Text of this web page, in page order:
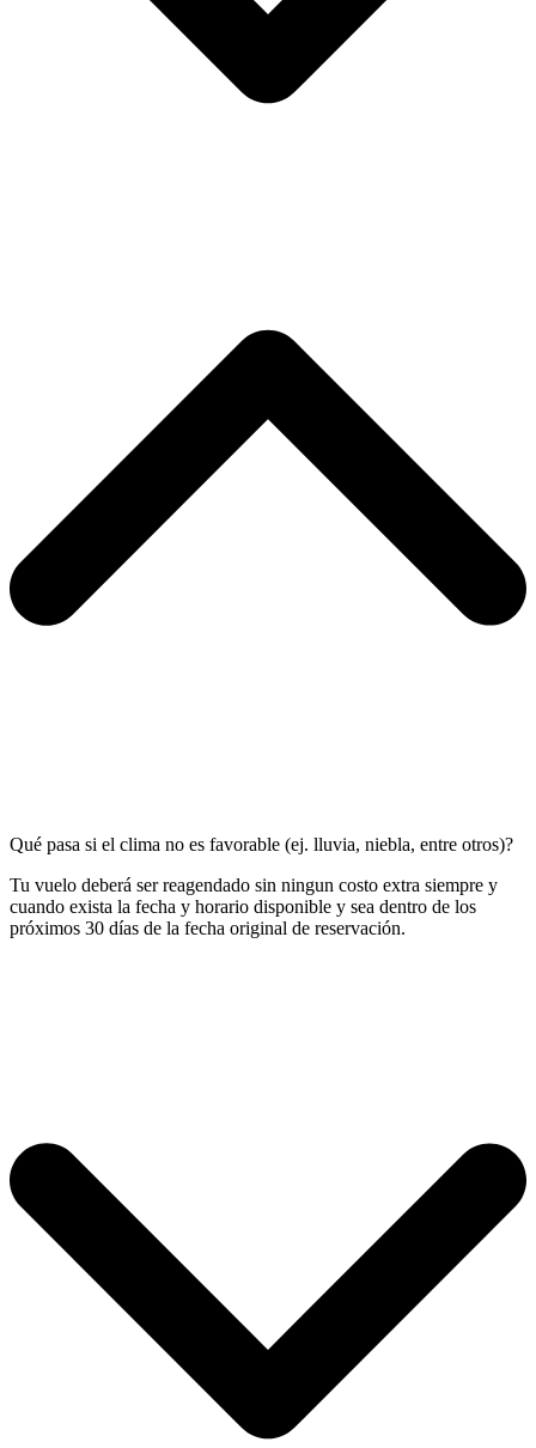
Qué pasa si el clima no es favorable (ej. lluvia, niebla, entre otros)?
Tu vuelo deberá ser reagendado sin ningun costo extra siempre y
cuando exista la fecha y horario disponible y sea dentro de los
próximos 30 días de la fecha original de reservación.